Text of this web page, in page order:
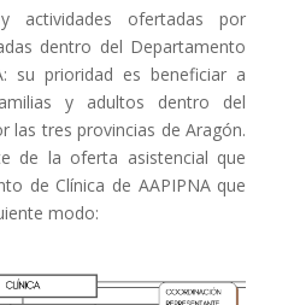
actividades ofertadas por
dentro del Departamento
su prioridad es beneficiar a
y adultos dentro del
las tres provincias de Aragón.
de la oferta asistencial que
de Clínica de AAPIPNA que
modo: